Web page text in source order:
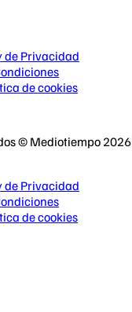
de Privacidad
de cookies
© Mediotiempo 2026
de Privacidad
de cookies